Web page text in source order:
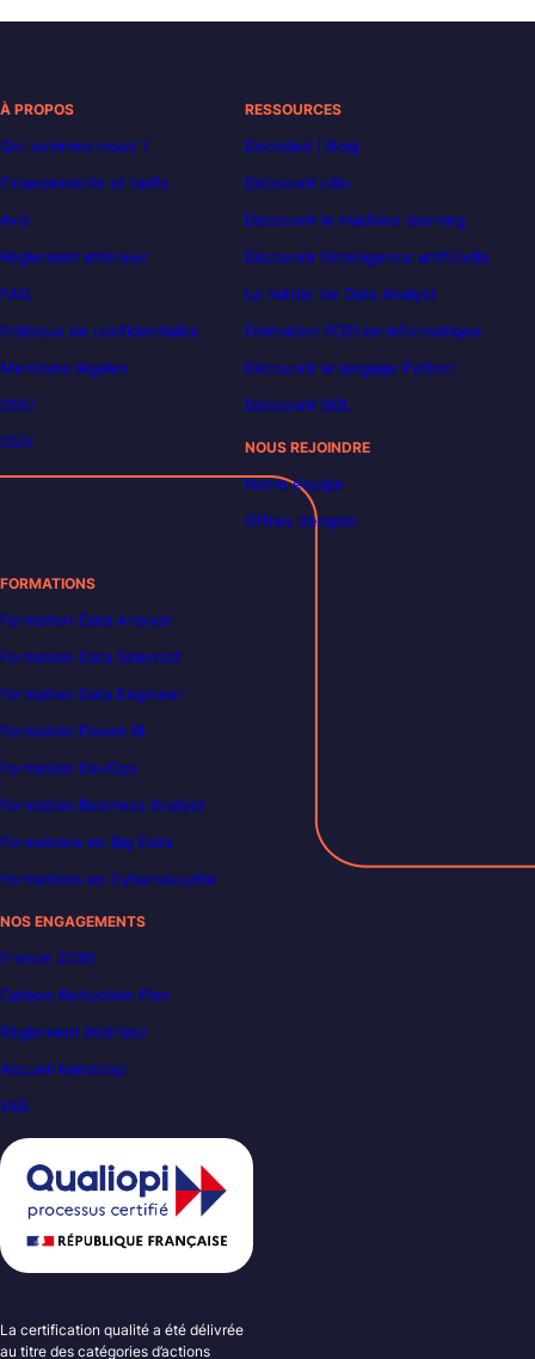
À PROPOS
Qui sommes-nous ?
Financements et tarifs
Avis
Règlement intérieur
FAQ
Politique de confidentialité
Mentions légales
CGU
CGV
RESSOURCES
Decoded | Blog
Découvrir n8n
Découvrir le machine learning
Découvrir l’intelligence artificielle
Le métier de Data Analyst
Formation POEI en informatique
Découvrir le langage Python
Découvrir SQL
NOUS REJOINDRE
Notre équipe
Offres d’emploi
FORMATIONS
Formation Data Analyst
Formation Data Scientist
Formation Data Engineer
Formation Power BI
Formation DevOps
Formation Business Analyst
Formations en Big Data
Formations en Cybersécurité
NOS ENGAGEMENTS
France 2030
Carbon Reduction Plan
Règlement intérieur
Accueil handicap
VAE
La certification qualité a été délivrée
au titre des catégories d’actions